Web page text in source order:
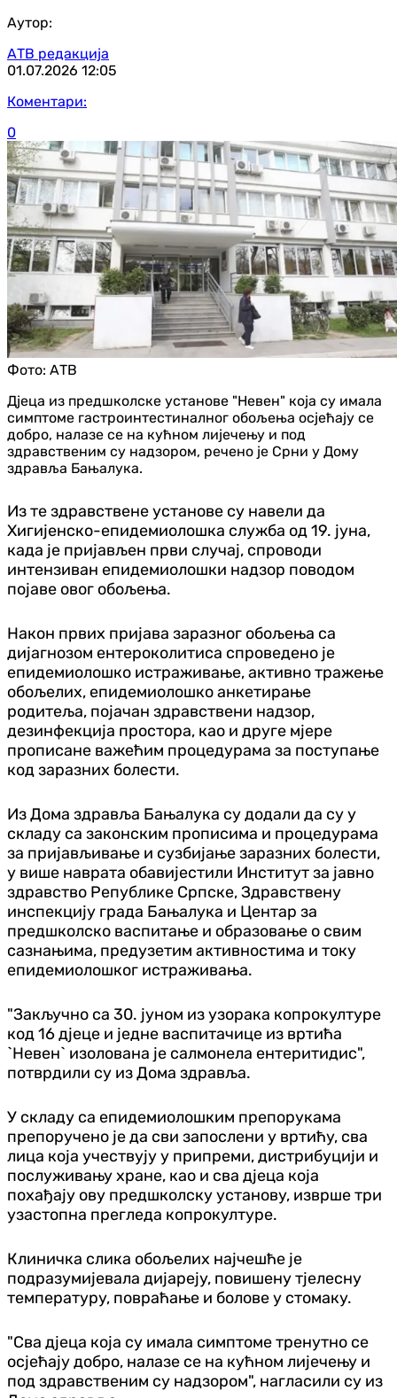
Аутор:
АТВ редакција
01.07.2026 12:05
Коментари:
0
Фото: АТВ
Д‌јеца из предшколске установе "Невен" која су имала
симптоме гастроинтестиналног обољења осјећају се
добро, налазе се на кућном лијечењу и под
здравственим су надзором, речено је Срни у Дому
здравља Бањалука.
Из те здравствене установе су навели да
Хигијенско-епидемиолошка служба од 19. јуна,
када је пријављен први случај, спроводи
интензиван епидемиолошки надзор поводом
појаве овог обољења.
Након првих пријава заразног обољења са
дијагнозом ентероколитиса спроведено је
епидемиолошко истраживање, активно тражење
обољелих, епидемиолошко анкетирање
родитеља, појачан здравствени надзор,
дезинфекција простора, као и друге мјере
прописане важећим процедурама за поступање
код заразних болести.
Из Дома здравља Бањалука су додали да су у
складу са законским прописима и процедурама
за пријављивање и сузбијање заразних болести,
у више наврата обавијестили Институт за јавно
здравство Републике Српске, Здравствену
инспекцију града Бањалука и Центар за
предшколско васпитање и образовање о свим
сазнањима, предузетим активностима и току
епидемиолошког истраживања.
"Закључно са 30. јуном из узорака копрокултуре
код 16 д‌јеце и једне васпитачице из вртића
`Невен` изолована је салмонела ентеритидис",
потврдили су из Дома здравља.
У складу са епидемиолошким препорукама
препоручено је да сви запослени у вртићу, сва
лица која учествују у припреми, дистрибуцији и
послуживању хране, као и сва д‌јеца која
похађају ову предшколску установу, изврше три
узастопна прегледа копрокултуре.
Клиничка слика обољелих најчешће је
подразумијевала дијареју, повишену тјелесну
температуру, повраћање и болове у стомаку.
"Сва д‌јеца која су имала симптоме тренутно се
осјећају добро, налазе се на кућном лијечењу и
под здравственим су надзором", нагласили су из